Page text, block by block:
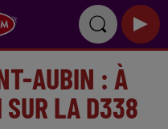
AUBIN : À
LA D338